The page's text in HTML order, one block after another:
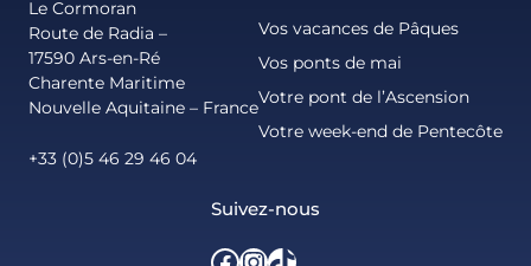
Le Cormoran
Route de Radia –
17590 Ars-en-Ré
Charente Maritime
Nouvelle Aquitaine – France
+33 (0)5 46 29 46 04
Vos vacances de Pâques
Vos ponts de mai
Votre pont de l’Ascension
Votre week-end de Pentecôte
Suivez-nous